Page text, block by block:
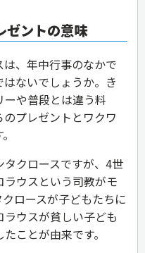
ゼントの意味
、年中行事のなかで
ないでしょうか。き
や普段とは違う料
プレゼントとワクワ
クロースですが、4世
ウスという司教がモ
ロースが子どもたちに
ウスが貧しい子ども
ことが由来です。